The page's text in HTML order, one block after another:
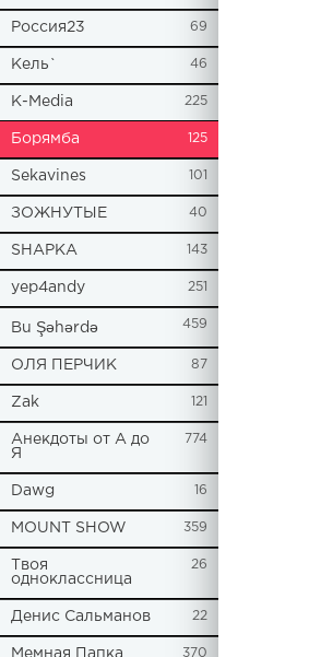
Россия23 69
Кель` 46
К-Media 225
Борямба 125
Sekavines 101
ЗОЖНУТЫЕ 40
SHAPKA 143
yep4andy 251
Bu Şəhərdə 459
ОЛЯ ПЕРЧИК 87
Zak 121
Анекдоты от А до
Я
774
Dawg 16
MOUNT SHOW 359
Твоя
одноклассница
26
Денис Сальманов 22
Мемная Папка 370